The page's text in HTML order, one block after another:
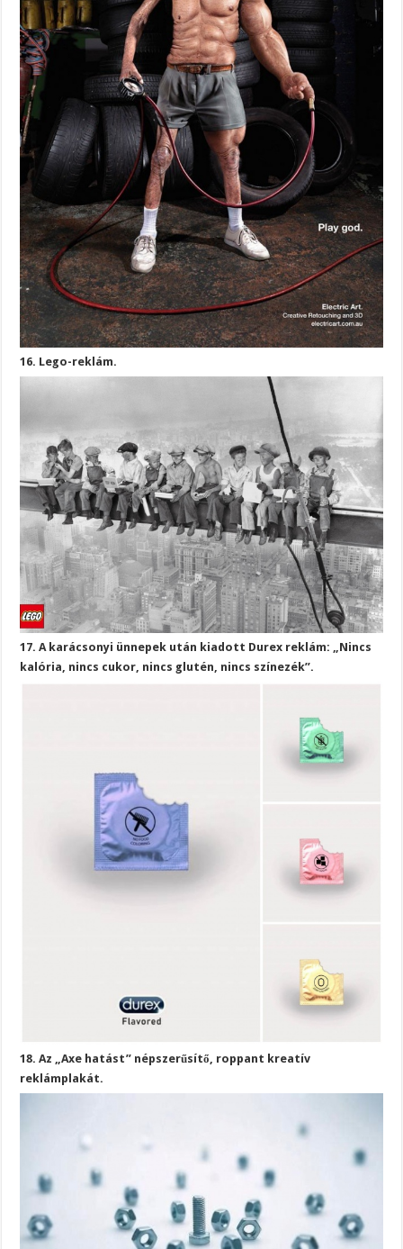
16. Lego-reklám.
17. A karácsonyi ünnepek után kiadott Durex reklám: „Nincs
kalória, nincs cukor, nincs glutén, nincs színezék”.
18. Az „Axe hatást” népszerűsítő, roppant kreatív
reklámplakát.